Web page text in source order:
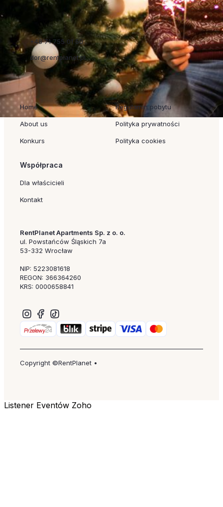
+48 71 755 01 50
dor@rentplanet.pl
Szybkie linki
Home
About us
Konkurs
Regulaminy
Regulamin pobytu
Polityka prywatności
Polityka cookies
Współpraca
Dla właścicieli
Kontakt
RentPlanet Apartments Sp. z o. o.
ul. Powstańców Śląskich 7a
53-332 Wrocław
NIP: 5223081618
REGON: 366364260
KRS: 0000658841
Copyright ©RentPlanet •
Listener Eventów Zoho